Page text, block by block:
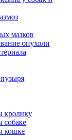
мазков
опухоли
кролику
собаке
кошке